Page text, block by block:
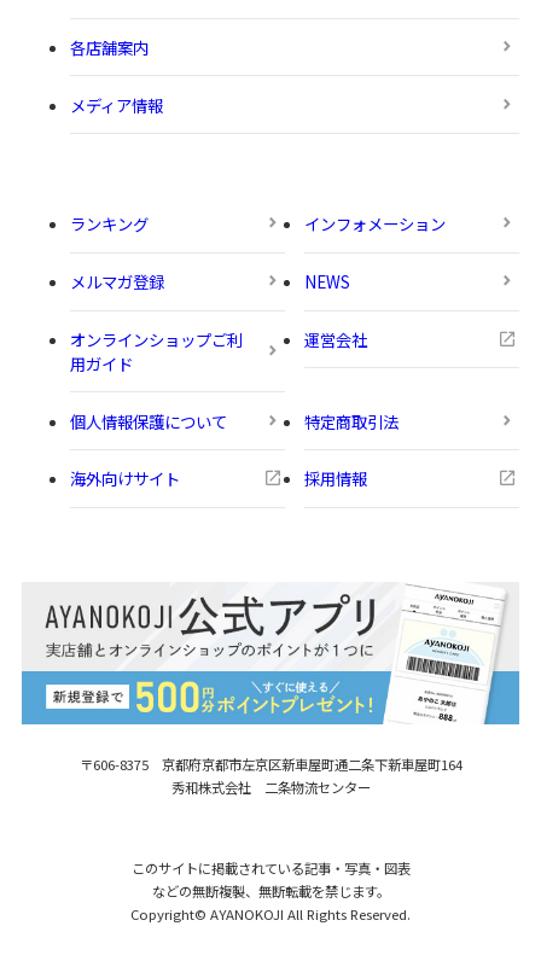
〒606-8375 京都府京都市左京区新車屋町通二条下新車屋町164
秀和株式会社 二条物流センター
各店舗案内
メディア情報
ランキング インフォメーション
メルマガ登録 NEWS
オンラインショップご利
用ガイド
運営会社
個人情報保護について 特定商取引法
海外向けサイト 採用情報
このサイトに掲載されている記事・写真・図表
などの無断複製、無断転載を禁じます。
Copyright© AYANOKOJI All Rights Reserved.